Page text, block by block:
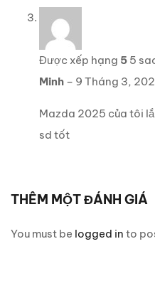
Được xếp hạng 5 5
Minh – 9 Tháng 3,
Mazda 2025 của tôi
sd tốt
THÊM MỘT ĐÁNH GIÁ
You must be logged in to